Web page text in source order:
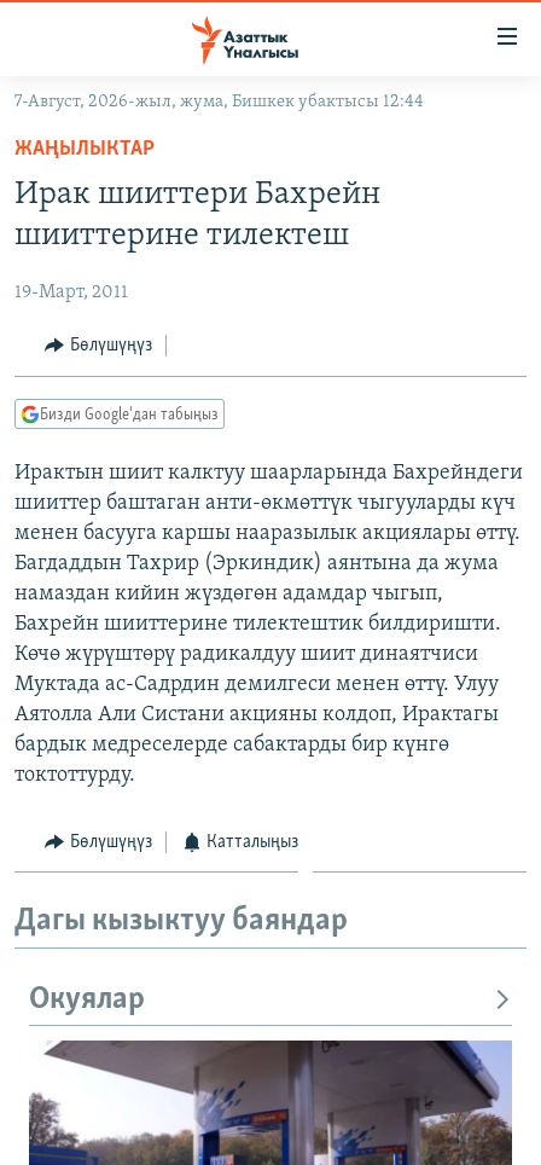
Навигацияга
өтүңүз
Издөөгө
салыңызКЫРГЫЗСТАН
ЭКОНОМИКА
МАДАНИЯТ
ДҮЙНӨ
БОРБОР АЗИЯ
АТАЙЫН ИЛИКТӨӨ
ТВ ПРОГРАММАЛАР
ЭКСПЕРТТЕР ТАЛДАЙТ
БИЗ ЖАНА ДҮЙНӨ
ДАНИСТЕ
ЭЖЕ-СИҢДИЛЕР
АЗАТТЫК+
ЫҢГАЙСЫЗ СУРООЛОР
ӨЗГӨЧӨ ПИКИР
Русский
ОНЛАЙН ШЕРИНЕ
ЭЕ/АРнун бардык сайттары
7-Август, 2026-жыл, жума, Бишкек убактысы 12:44
ЖАҢЫЛЫКТАР
Ирак шииттери Бахрейн
шииттерине тилектеш
19-Март, 2011
Бөлүшүңүз
Бизди Google'дан табыңыз
Ирактын шиит калктуу шаарларында Бахрейндеги
шииттер баштаган анти-өкмөттүк чыгууларды күч
менен басууга каршы нааразылык акциялары өттү.
Багдаддын Тахрир (Эркиндик) аянтына да жума
намаздан кийин жүздөгөн адамдар чыгып,
Бахрейн шииттерине тилектештик билдиришти.
Көчө жүрүштөрү радикалдуу шиит динаятчиси
Муктада ас-Садрдин демилгеси менен өттү. Улуу
Аятолла Али Систани акцияны колдоп, Ирактагы
бардык медреселерде сабактарды бир күнгө
токтоттурду.
Бөлүшүңүз Катталыңыз
Дагы кызыктуу баяндар
Окуялар